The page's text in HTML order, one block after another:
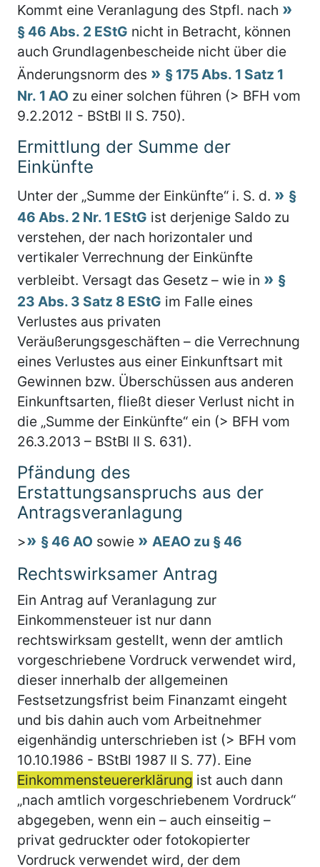
Kommt eine Veranlagung des Stpfl. nach
§ 46 Abs. 2 EStG nicht in Betracht, können
auch Grundlagenbescheide nicht über die
Änderungsnorm des
§ 175 Abs. 1 Satz 1
Nr. 1 AO zu einer solchen führen (> BFH vom
9.2.2012 - BStBl II S. 750).
Ermittlung der Summe der
Einkünfte
Unter der „Summe der Einkünfte“ i. S. d.
§
46 Abs. 2 Nr. 1 EStG ist derjenige Saldo zu
verstehen, der nach horizontaler und
vertikaler Verrechnung der Einkünfte
verbleibt. Versagt das Gesetz – wie in
§
23 Abs. 3 Satz 8 EStG im Falle eines
Verlustes aus privaten
Veräußerungsgeschäften – die Verrechnung
eines Verlustes aus einer Einkunftsart mit
Gewinnen bzw. Überschüssen aus anderen
Einkunftsarten, fließt dieser Verlust nicht in
die „Summe der Einkünfte“ ein (> BFH vom
26.3.2013 – BStBl II S. 631).
Pfändung des
Erstattungsanspruchs aus der
Antragsveranlagung
> § 46 AO sowie AEAO zu § 46
Rechtswirksamer Antrag
Ein Antrag auf Veranlagung zur
Einkommensteuer ist nur dann
rechtswirksam gestellt, wenn der amtlich
vorgeschriebene Vordruck verwendet wird,
dieser innerhalb der allgemeinen
Festsetzungsfrist beim Finanzamt eingeht
und bis dahin auch vom Arbeitnehmer
eigenhändig unterschrieben ist (> BFH vom
10.10.1986 - BStBl 1987 II S. 77). Eine
Einkommensteuererklärung ist auch dann
„nach amtlich vorgeschriebenem Vordruck“
abgegeben, wenn ein – auch einseitig –
privat gedruckter oder fotokopierter
Vordruck verwendet wird, der dem